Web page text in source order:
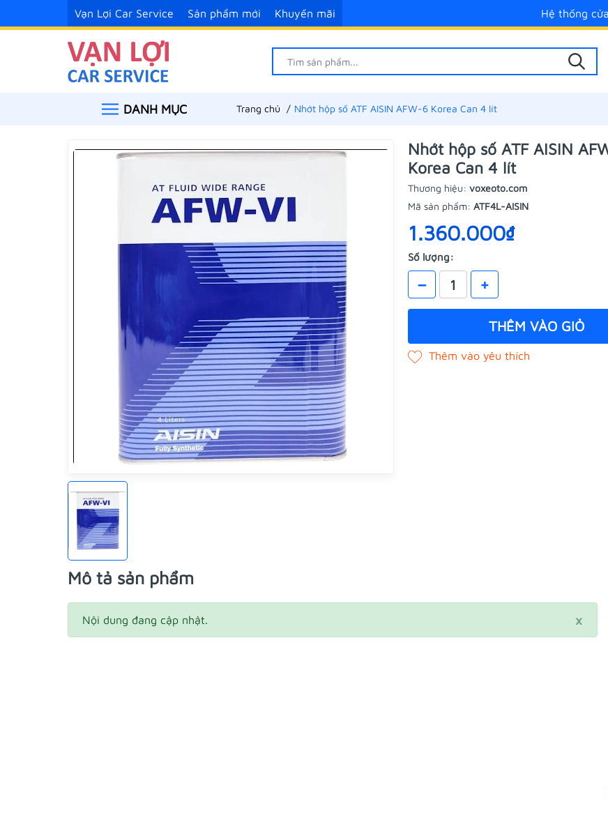
Vạn Lợi Car Service Sản phẩm mới Khuyến mãi Hệ thống
DANH MỤC Trang chủ Nhớt hộp số ATF AISIN AFW-6 Korea Can 4 lít
Nhớt hộp số ATF AISIN
Korea Can 4 lít
Thương hiệu: voxeoto.com
Mã sản phẩm: ATF4L-AISIN
1.360.000₫
Số lượng:
– +
THÊM VÀO GIỎ
Mô tả sản phẩm
×
Nội dung đang cập nhật.